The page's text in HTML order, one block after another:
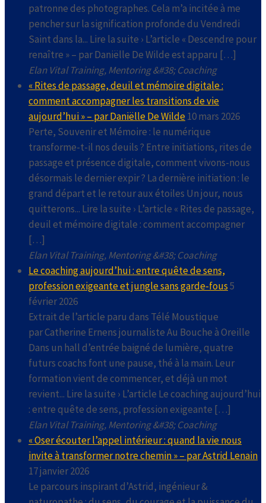
patronne des photographes. Cela m’a incitée à me
pencher sur la signification profonde du Vendredi
Saint dans la... Lire la suite › L’article « Descendre pour
renaître » – par Daniëlle De Wilde est apparu […]
Elan Vital Training, Mentoring &#38; Coaching
« Rites de passage, deuil et mémoire digitale :
comment accompagner les transitions de vie
aujourd’hui » – par Daniëlle De Wilde10 mars 2026
Perte, Souvenir et Mémoire : le numérique
transforme-t-il nos deuils ? Entre initiations, rites de
passage et présence digitale, comment vivons-nous
désormais le dernier expir ? La dernière initiation : le
grand départ et le retour aux étoiles Un jour, nous
quitterons... Lire la suite › L’article « Rites de passage,
deuil et mémoire digitale : comment accompagner
[…]
Elan Vital Training, Mentoring &#38; Coaching
Le coaching aujourd’hui : entre quête de sens,
profession exigeante et jungle sans garde‑fous5
février 2026
Extrait de l’article paru dans Télé Moustique
par Catherine Ernens journaliste Au Bouche à Oreille
Dans un hall d’entrée baigné de lumière, quatre
futurs coachs font une pause, thé à la main. Leur
formation vient de commencer, et déjà un mot
revient... Lire la suite › L’article Le coaching aujourd’hui
: entre quête de sens, profession exigeante […]
Elan Vital Training, Mentoring &#38; Coaching
« Oser écouter l’appel intérieur : quand la vie nous
invite à transformer notre chemin » – par Astrid Lenain
17 janvier 2026
Le parcours inspirant d’Astrid, ingénieur &